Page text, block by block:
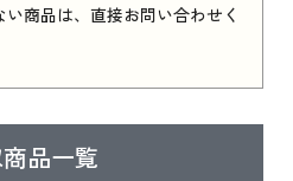
い商品は、直接お問い合わせく
品一覧
年春モデル